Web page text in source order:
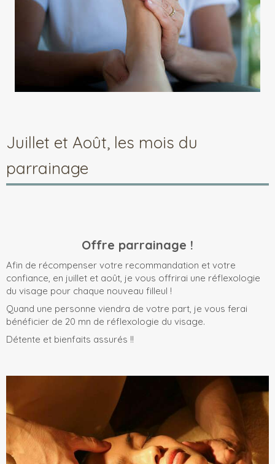
Juillet et Août, les mois du
parrainage
Offre parrainage !
Afin de récompenser votre recommandation et votre
confiance, en juillet et août, je vous offrirai une réflexologie
du visage pour chaque nouveau filleul !
Quand une personne viendra de votre part, je vous ferai
bénéficier de 20 mn de réflexologie du visage.
Détente et bienfaits assurés !!